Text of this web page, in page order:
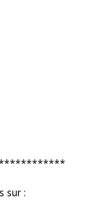
sur :